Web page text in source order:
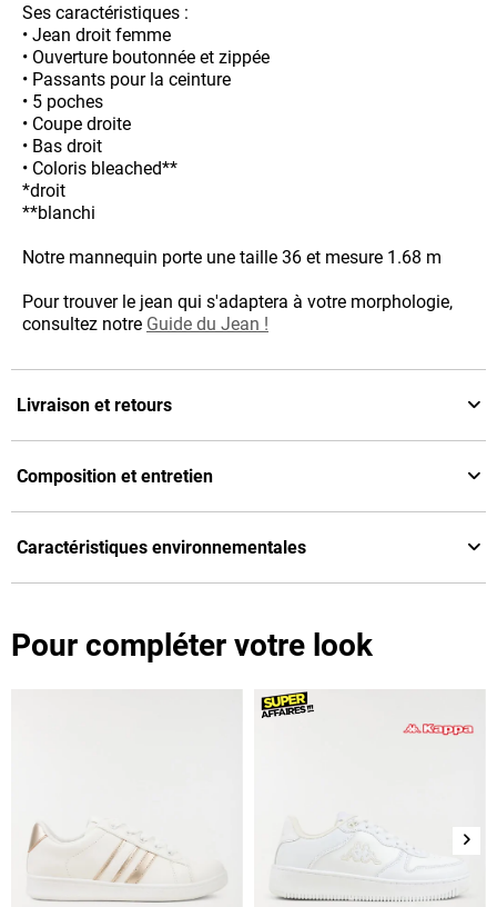
Ses caractéristiques :
• Jean droit femme
• Ouverture boutonnée et zippée
• Passants pour la ceinture
• 5 poches
• Coupe droite
• Bas droit
• Coloris bleached**
*droit
**blanchi
Notre mannequin porte une taille 36 et mesure 1.68 m
Pour trouver le jean qui s'adaptera à votre morphologie,
consultez notre Guide du Jean !
Livraison et retours
Composition et entretien
Caractéristiques environnementales
Pour compléter votre look